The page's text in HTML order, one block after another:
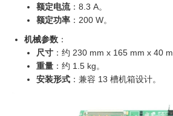
额定电流：8.3 A。
额定功率 ：200 W。
机械参数 ：
尺寸 ：约 230 mm x 165 mm x 40
重量 ：约 1.5 kg。
安装形式 ：兼容 13 槽机箱设计。